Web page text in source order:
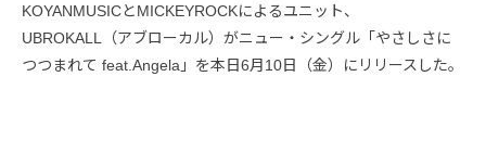
KOYANMUSICとMICKEYROCKによるユニット、
UBROKALL（アブローカル）がニュー・シングル「やさしさに
つつまれて feat.Angela」を本日6月10日（金）にリリースした。